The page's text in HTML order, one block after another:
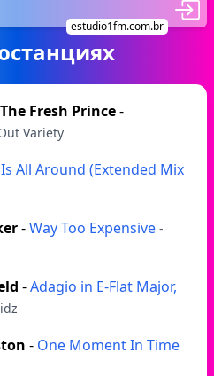
estudio1fm.com.br
The Fresh Prince-
Variety
All Around (Extended Mix
-Way Too Expensive -
-Adagio in E-Flat Major,
- One Moment In Time